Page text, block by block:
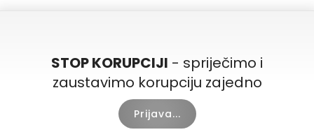
STOP KORUPCIJI - spriječimo i
zaustavimo korupciju zajedno
Prijava...